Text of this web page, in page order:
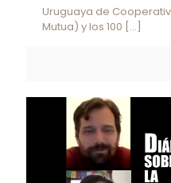
Uruguaya de
Mutua) y los 100 […]